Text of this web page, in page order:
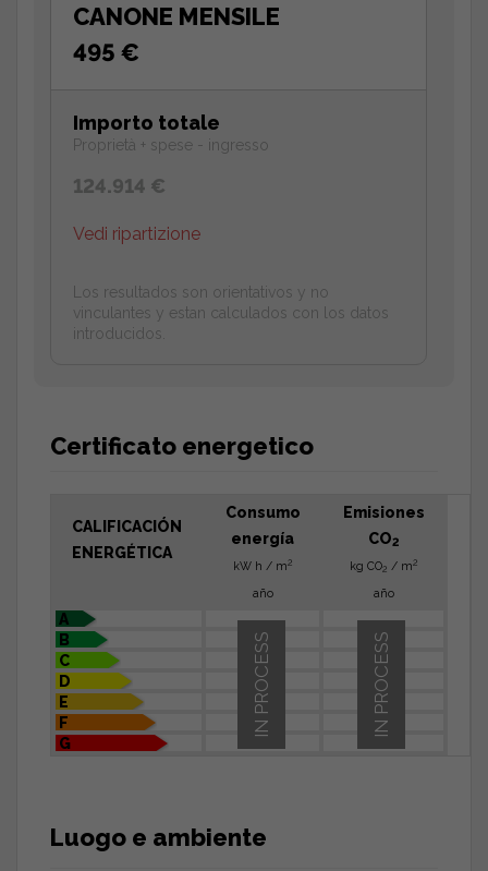
CANONE MENSILE
495 €
Importo totale
Proprietà + spese - ingresso
124.914 €
Vedi ripartizione
Los resultados son orientativos y no
vinculantes y estan calculados con los datos
introducidos.
Certificato energetico
CALIFICACIÓN
ENERGÉTICA
Consumo
energía
kW h / m2
año
Emisiones
CO2
kg CO2 / m2
año
A
B
C
D
E
F
G
IN PROCESS
IN PROCESS
Luogo e ambiente